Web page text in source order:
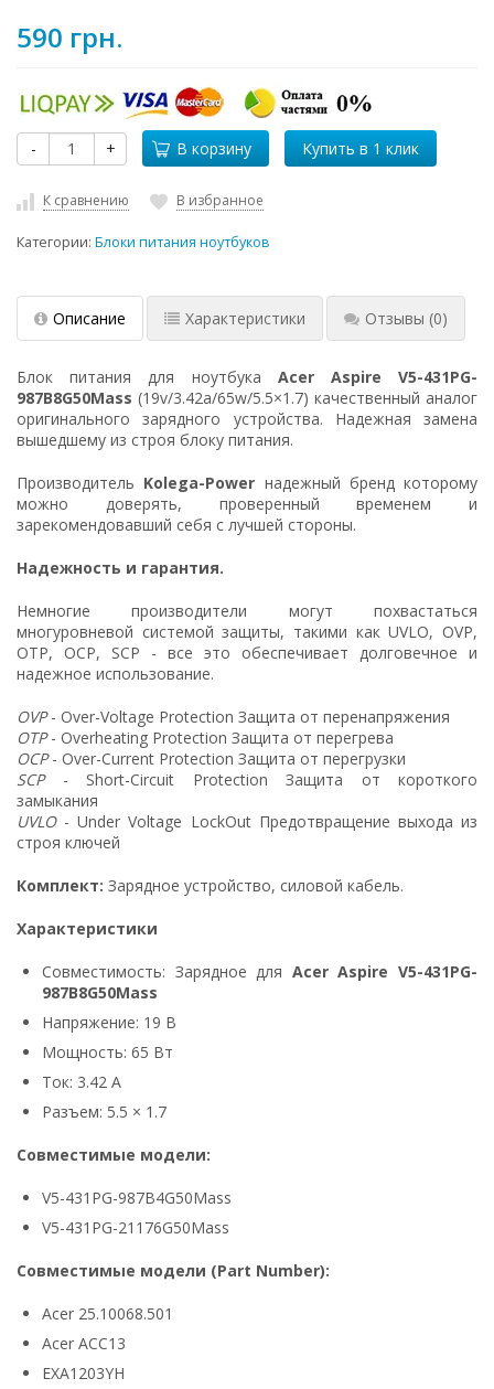
590 грн.
- + В корзину
К сравнению В избранное
Категории: Блоки питания ноутбуков
Описание Характеристики Отзывы (0)
Блок питания для ноутбука Acer Aspire V5-431PG-
987B8G50Mass (19v/3.42a/65w/5.5×1.7) качественный аналог
оригинального зарядного устройства. Надежная замена
вышедшему из строя блоку питания.
Производитель Kolega-Power надежный бренд которому
можно доверять, проверенный временем и
зарекомендовавший себя с лучшей стороны.
Надежность и гарантия.
Немногие производители могут похвастаться
многуровневой системой защиты, такими как UVLO, OVP,
OTP, OCP, SCP - все это обеспечивает долговечное и
надежное использование.
OVP- Over-Voltage Protection Защита от перенапряжения
OTP- Overheating Protection Защита от перегрева
OCP- Over-Current Protection Защита от перегрузки
SCP- Short-Circuit Protection Защита от короткого
замыкания
UVLO- Under Voltage LockOut Предотвращение выхода из
строя ключей
Комплект: Зарядное устройство, силовой кабель.
Характеристики
Совместимость: Зарядное для Acer Aspire V5-431PG-
987B8G50Mass
Напряжение: 19 В
Мощность: 65 Вт
Ток: 3.42 А
Разъем: 5.5 × 1.7
Совместимые модели:
V5-431PG-987B4G50Mass
V5-431PG-21176G50Mass
Совместимые модели (Part Number):
Acer 25.10068.501
Acer ACC13
EXA1203YH